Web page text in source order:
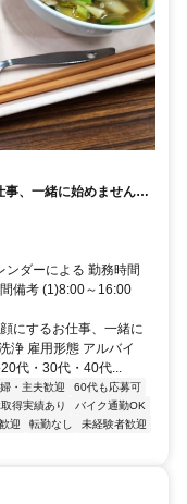
事、一緒に始めません
ダーによる 勤務時間
備考 (1)8:00～16:00
にするお仕事、一緒に
浄 雇用形態 アルバイ
代・30代・40代...
・主夫歓迎
60代も応募可
得実績あり
バイク通勤OK
迎 転勤なし
未経験者歓迎